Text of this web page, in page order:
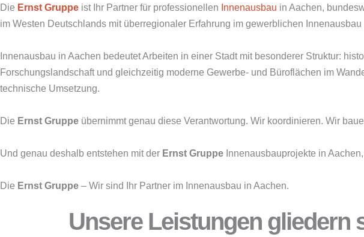
Die Ernst Gruppe ist Ihr Partner für professionellen Innenausbau in Aachen,
im Westen Deutschlands mit überregionaler Erfahrung im gewerblichen
Innenausbau in Aachen bedeutet Arbeiten in einer Stadt mit besonderer Struktur:
Forschungslandschaft und gleichzeitig moderne Gewerbe- und Büroflächen im
technische Umsetzung.
Die Ernst Gruppe übernimmt genau diese Verantwortung. Wir koordinieren. Wir
Und genau deshalb entstehen mit der Ernst Gruppe Innenausbauprojekte in
Die Ernst Gruppe – Wir sind Ihr Partner im Innenausbau in Aachen.
Unsere Leistungen gliedern